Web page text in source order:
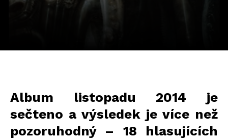
Album listopadu 2014 je
sečteno a výsledek je více než
pozoruhodný – 18 hlasujících